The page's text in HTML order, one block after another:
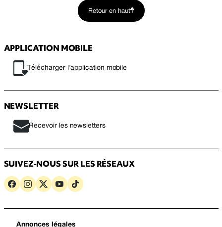
Retour en haut
APPLICATION MOBILE
Télécharger l’application mobile
NEWSLETTER
Recevoir les newsletters
SUIVEZ-NOUS SUR LES RÉSEAUX
Annonces légales